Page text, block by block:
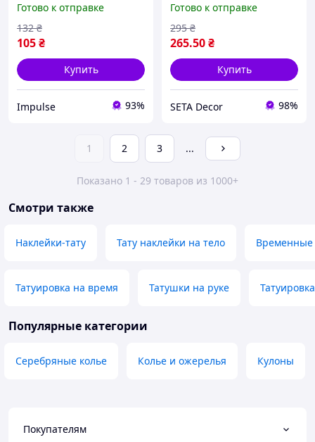
15х20 см impulse
Готово к отправке
105₴
132 ₴
Купить
Impulse 93%
Готово к отправке
265.50₴
295 ₴
Купить
SETA Decor 98%
1 2 3 ...
Показано 1 - 29 товаров из 1000+
Смотри также
Наклейки-тату Тату наклейки на тело Временные
Татуировка на время Татушки на руке
Популярные категории
Серебряные колье Колье и ожерелья Кулоны
Покупателям